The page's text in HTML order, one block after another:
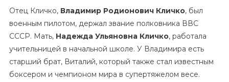
Отец Кличко, Владимир Родионович Кличко, был
военным пилотом, держал звание полковника ВВС
СССР. Мать, Надежда Ульяновна Кличко, работала
учительницей в начальной школе. У Владимира есть
старший брат, Виталий, который также стал известным
боксером и чемпионом мира в супертяжелом весе.